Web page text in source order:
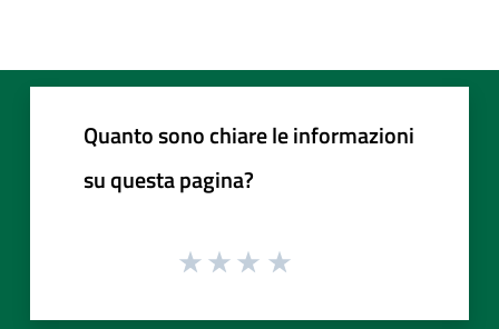
Quanto sono chiare le informazioni
su questa pagina?